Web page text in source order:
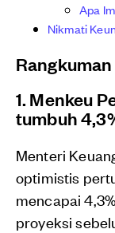
Apa
Nikmati
1. Menkeu
tumbuh
Menteri
optimistis
mencapai
proyeksi